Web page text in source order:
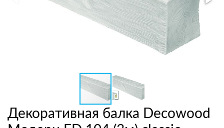
Декоративная балка Decowood